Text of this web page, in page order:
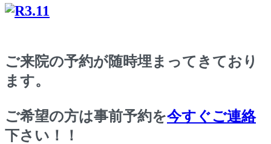
ご来院の予約が随時埋まってきており
ます。
ご希望の方は事前予約を今すぐご連絡
下さい！！